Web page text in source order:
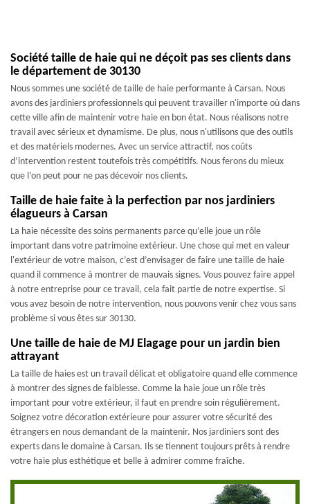
Société taille de haie qui ne déçoit pas ses clients dans
le département de 30130
Nous sommes une société de taille de haie performante à Carsan. Nous
avons des jardiniers professionnels qui peuvent travailler n'importe où dans
cette ville afin de maintenir votre haie en bon état. Nous réalisons notre
travail avec sérieux et dynamisme. De plus, nous n'utilisons que des outils
et des matériels modernes. Avec un service attractif, nos coûts
d’intervention restent toutefois très compétitifs. Nous ferons du mieux
que l’on peut pour ne pas décevoir nos clients.
Taille de haie faite à la perfection par nos jardiniers
élagueurs à Carsan
La haie nécessite des soins permanents parce qu’elle joue un rôle
important dans votre patrimoine extérieur. Une chose qui met en valeur
l'extérieur de votre maison, c’est d’envisager de faire une taille de haie
quand il commence à montrer de mauvais signes. Vous pouvez faire appel
à notre entreprise pour ce travail, cela fait partie de notre expertise. Si
vous avez besoin de notre intervention, nous pouvons venir chez vous sans
problème si vous êtes sur 30130.
Une taille de haie de MJ Elagage pour un jardin bien
attrayant
La taille de haies est un travail délicat et obligatoire quand elle commence
à montrer des signes de faiblesse. Comme la haie joue un rôle très
important pour votre extérieur, il faut en prendre soin régulièrement.
Soignez votre décoration extérieure pour assurer votre sécurité des
étrangers en nous demandant de la maintenir. Nos jardiniers sont des
experts dans le domaine à Carsan. Ils se tiennent toujours prêts à rendre
votre haie plus esthétique et belle à admirer comme fraîche.